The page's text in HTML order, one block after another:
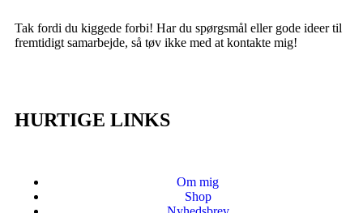
Tak fordi du kiggede forbi! Har du spørgsmål eller gode ideer til
fremtidigt samarbejde, så tøv ikke med at kontakte mig!
HURTIGE LINKS
Om mig
Shop